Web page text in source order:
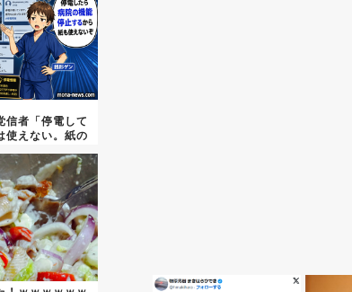
信者「停電して
使えない。紙の